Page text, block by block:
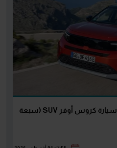
بعد طرح RX9 وفرونتيرا.. 22 سيارة كروس أوفر SUV (سبعة